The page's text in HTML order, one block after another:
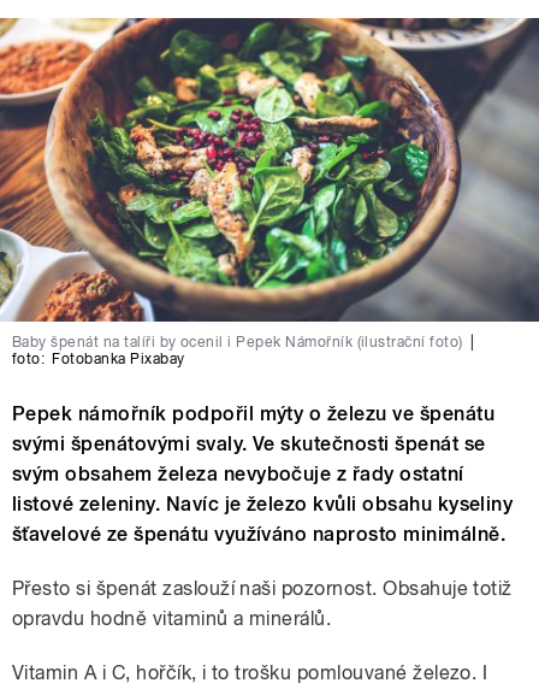
Baby špenát na talíři by ocenil i Pepek Námořník (ilustrační foto)
foto: Fotobanka Pixabay
Pepek námořník podpořil mýty o železu ve špenátu
svými špenátovými svaly. Ve skutečnosti špenát se
svým obsahem železa nevybočuje z řady ostatní
listové zeleniny. Navíc je železo kvůli obsahu kyseliny
šťavelové ze špenátu využíváno naprosto minimálně.
Přesto si špenát zaslouží naši pozornost. Obsahuje totiž
opravdu hodně vitaminů a minerálů.
Vitamin A i C, hořčík, i to trošku pomlouvané železo. I